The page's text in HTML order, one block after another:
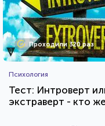
Проходили 320 раз
Психология
Тест: Интроверт
экстраверт - кто